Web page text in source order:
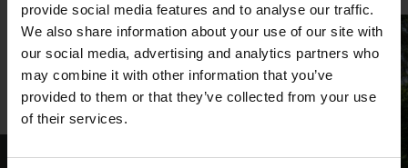
provide social media features and to analyse our traffic.
We also share information about your use of our site with
our social media, advertising and analytics partners who
may combine it with other information that you’ve
provided to them or that they’ve collected from your use
of their services.